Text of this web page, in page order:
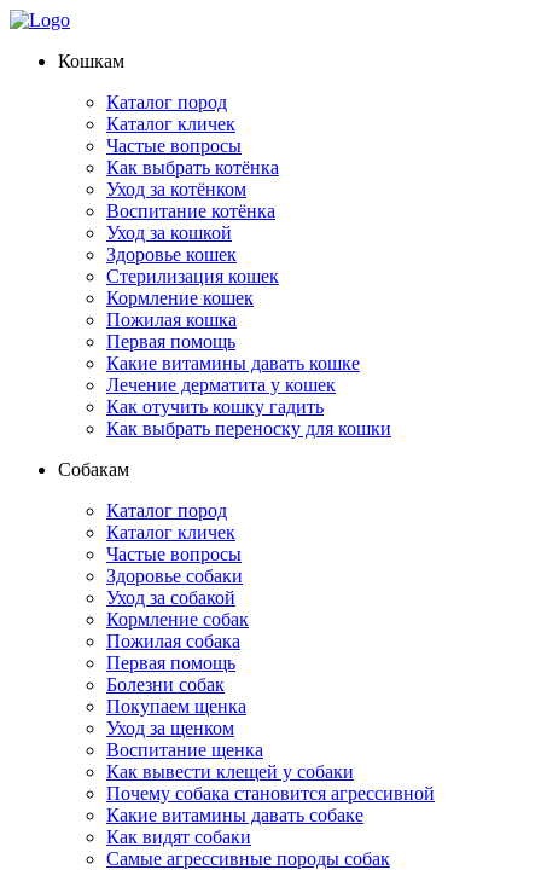
Кошкам
Каталог пород
Каталог кличек
Частые вопросы
Как выбрать котёнка
Уход за котёнком
Воспитание котёнка
Уход за кошкой
Здоровье кошек
Стерилизация кошек
Кормление кошек
Пожилая кошка
Первая помощь
Какие витамины давать кошке
Лечение дерматита у кошек
Как отучить кошку гадить
Как выбрать переноску для кошки
Собакам
Каталог пород
Каталог кличек
Частые вопросы
Здоровье собаки
Уход за собакой
Кормление собак
Пожилая собака
Первая помощь
Болезни собак
Покупаем щенка
Уход за щенком
Воспитание щенка
Как вывести клещей у собаки
Почему собака становится агрессивной
Какие витамины давать собаке
Как видят собаки
Самые агрессивные породы собак